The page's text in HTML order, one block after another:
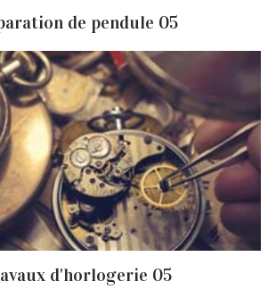
de pendule 05
d'horlogerie 05